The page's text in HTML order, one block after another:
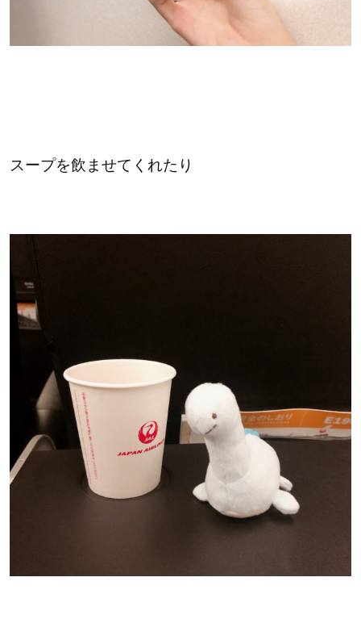
スープを飲ませてくれたり